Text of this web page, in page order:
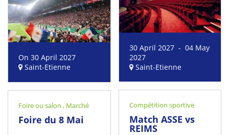
On 30 April 2027
Saint-Etienne
30 April 2027 - 04 May
2027
Saint-Etienne
Compétition sportive
Match ASSE vs
REIMS
Foire ou salon , Marché
Foire du 8 Mai